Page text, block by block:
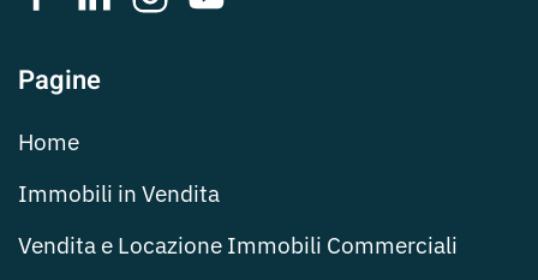
Pagine
Home
Immobili in Vendita
Vendita e Locazione Immobili Commerciali